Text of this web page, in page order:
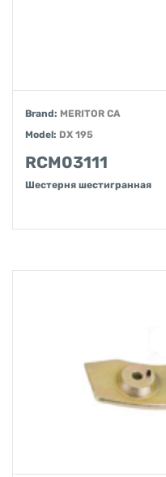
Brand: MERITOR CA
Model: DX 195
RCM03111
Шестерня шестигранная